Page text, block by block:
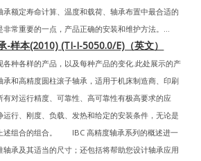
承额定寿命计算、温度和载荷、轴承布置中最合适的
常重要的一点，产品正确的安装和维护方法。...
-样本(2010) (TI-I-5050.0/E)（英文）
各种各样的产品，以及每种产品的变化.此处展示的产
承和高精度圆柱滚子轴承，适用于机床制造商、印刷
有对运行精度、可靠性、高可靠性有极高要求的应
运行、刚度、负载、发热和给定的安装条件，无论是
述组合的组合。 IBC 高精度轴承系列的概述进一
承及其适当的尺寸；还包括将帮助您设计轴承应用